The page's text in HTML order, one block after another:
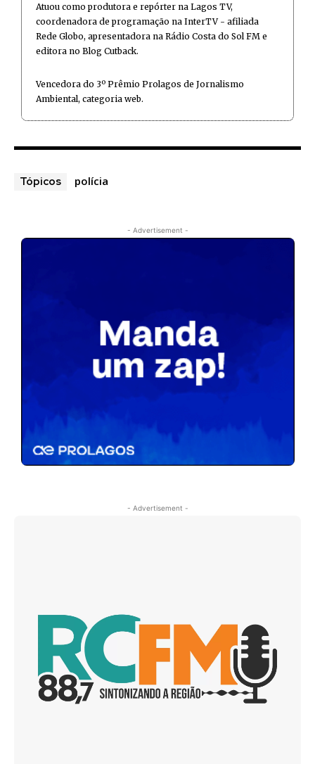
Atuou como produtora e repórter na Lagos TV,
coordenadora de programação na InterTV - afiliada
Rede Globo, apresentadora na Rádio Costa do Sol FM e
editora no Blog Cutback.
Vencedora do 3º Prêmio Prolagos de Jornalismo
Ambiental, categoria web.
Tópicos polícia
- Advertisement -
- Advertisement -